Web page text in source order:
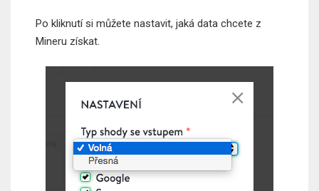
Po kliknutí si můžete nastavit, jaká data chcete z
Mineru získat.